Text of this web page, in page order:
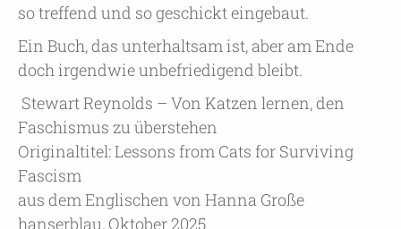
so treffend und so geschickt eingebaut.
Ein Buch, das unterhaltsam ist, aber am Ende
doch irgendwie unbefriedigend bleibt.
Stewart Reynolds – Von Katzen lernen, den
Faschismus zu überstehen
Originaltitel: Lessons from Cats for Surviving
Fascism
aus dem Englischen von Hanna Große
hanserblau, Oktober 2025